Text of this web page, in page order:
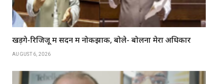
खड़गे-रिजिजू में सदन में नोकझोंक, बोले- बोलना मेरा अधिकार
AUGUST 6, 2026